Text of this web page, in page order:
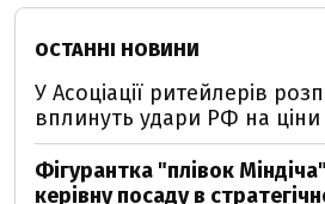
ОСТАННІ НОВИНИ
У Асоціації ритейлерів
вплинуть удари РФ на ціни
Фігурантка "плівок
керівну посаду в